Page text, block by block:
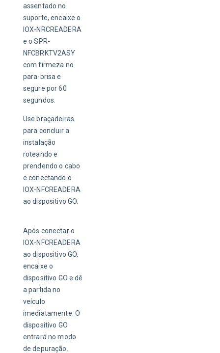
assentado no
suporte, encaixe o
IOX-NRCREADERA
e o SPR-
NFCBRKTV2ASY
com firmeza no
para-brisa e
segure por 60
segundos.
Use braçadeiras
para concluir a
instalação
roteando e
prendendo o cabo
e conectando o
IOX-NFCREADERA
ao dispositivo GO.
Após conectar o
IOX-NFCREADERA
ao dispositivo GO,
encaixe o
dispositivo GO e dê
a partida no
veículo
imediatamente. O
dispositivo GO
entrará no modo
de depuração.